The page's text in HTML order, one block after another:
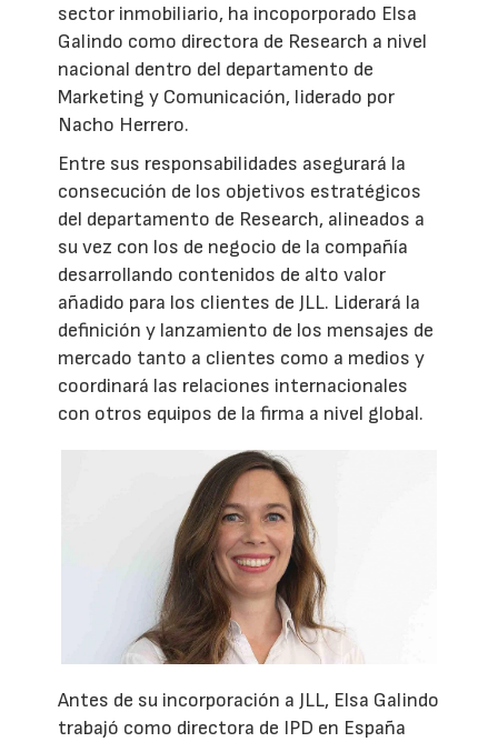
sector inmobiliario, ha incoporporado Elsa
Galindo como directora de Research a nivel
nacional dentro del departamento de
Marketing y Comunicación, liderado por
Nacho Herrero.
Entre sus responsabilidades asegurará la
consecución de los objetivos estratégicos
del departamento de Research, alineados a
su vez con los de negocio de la compañía
desarrollando contenidos de alto valor
añadido para los clientes de JLL. Liderará la
definición y lanzamiento de los mensajes de
mercado tanto a clientes como a medios y
coordinará las relaciones internacionales
con otros equipos de la firma a nivel global.
Antes de su incorporación a JLL, Elsa Galindo
trabajó como directora de IPD en España